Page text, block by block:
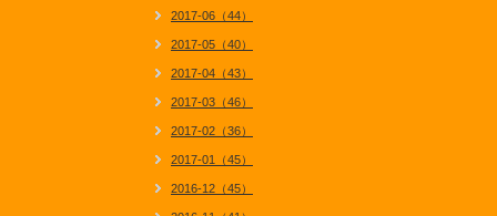
2017-06（44）
2017-05（40）
2017-04（43）
2017-03（46）
2017-02（36）
2017-01（45）
2016-12（45）